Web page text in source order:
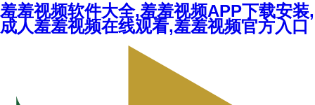
羞羞视频软件大全,羞羞视频APP下载安装,
成人羞羞视频在线观看,羞羞视频官方入口